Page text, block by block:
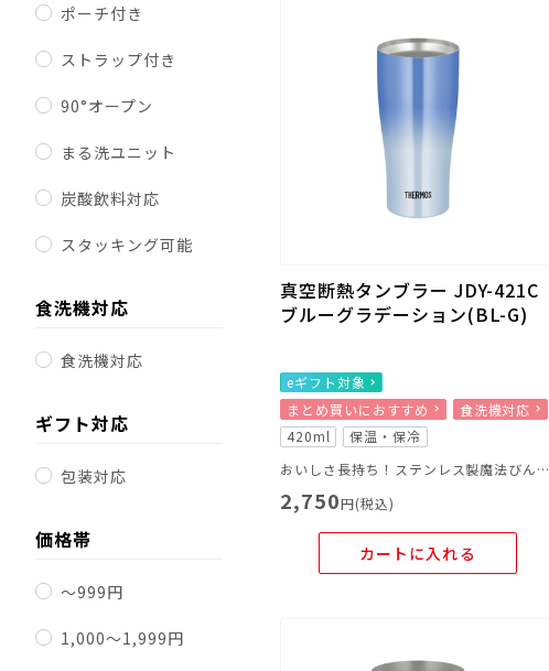
ポーチ付き
ストラップ付き
90°オープン
まる洗ユニット
炭酸飲料対応
スタッキング可能
食洗機対応
食洗機対応
ギフト対応
包装対応
価格帯
～999円
1,000～1,999円
真空断熱タンブラー JDY-421C
ブルーグラデーション(BL-G)
eギフト対象
まとめ買いにおすすめ
食洗機対応
420ml
保温・保冷
おいしさ長持ち！ステンレス製魔法びん構造のタンブラー
2,750円(税込)
カートに入れる